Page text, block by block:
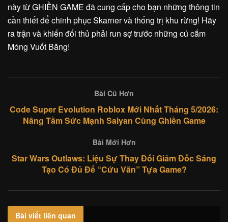
này từ GHIỀN GAME đã cung cấp cho bạn những thông tin
cần thiết để chinh phục Skarner và thống trị khu rừng! Hãy
ra trận và khiến đối thủ phải run sợ trước những cú cắm
Móng Vuốt Băng!
Bài Cũ Hơn
Code Super Evolution Roblox Mới Nhất Tháng 5/2026:
Nâng Tầm Sức Mạnh Saiyan Cùng Ghiền Game
Bài Mới Hơn
Star Wars Outlaws: Liệu Sự Thay Đổi Giám Đốc Sáng
Tạo Có Đủ Để “Cứu Vãn” Tựa Game?
Bài viết liên quan